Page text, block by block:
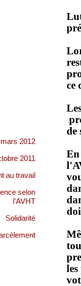
nous
premier
confirme
donne ses
les
du
la rubrique
du 3 octobre
2012
2011
au travail
selon
l'AVHT
Solidarité
ce
de